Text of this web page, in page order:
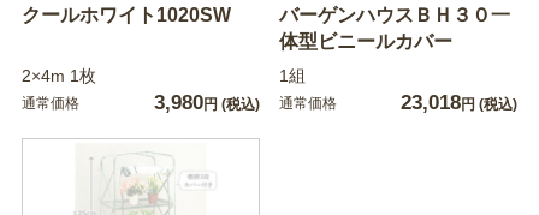
クールホワイト1020SW
2×4m 1枚
通常価格 3,980円 (税込)
バーゲンハウスＢＨ３０一
体型ビニールカバー
1組
通常価格 23,018円 (税込)